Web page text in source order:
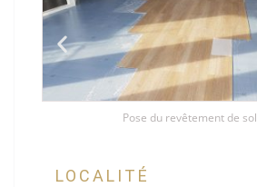
Pose du revêtement de sol
LOCALITÉ